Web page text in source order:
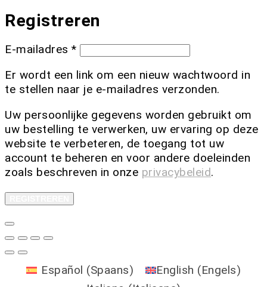
Registreren
E-mailadres *
Er wordt een link om een nieuw wachtwoord in
te stellen naar je e-mailadres verzonden.
Uw persoonlijke gegevens worden gebruikt om
uw bestelling te verwerken, uw ervaring op deze
website te verbeteren, de toegang tot uw
account te beheren en voor andere doeleinden
zoals beschreven in onze privacybeleid.
Español (Spaans) English (Engels)